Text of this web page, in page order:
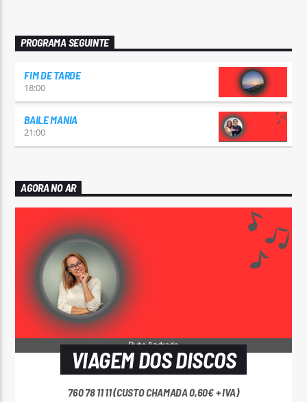
PROGRAMA SEGUINTE
FIM DE TARDE
18:00
BAILE MANIA
21:00
AGORA NO AR
VIAGEM DOS DISCOS
760 78 11 11 (CUSTO CHAMADA 0,60€ + IVA)